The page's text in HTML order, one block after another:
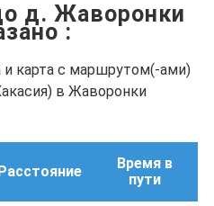
д. Жаворонки
:
карта с маршрутом(-ами)
в Жаворонки
Время в
пути